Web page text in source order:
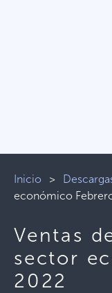
Inicio >
económico
Ventas
sector
2022